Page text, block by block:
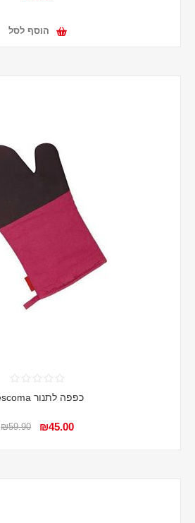
הוסף לסל
כפפה לתנור Tescoma
₪45.00
₪59.90